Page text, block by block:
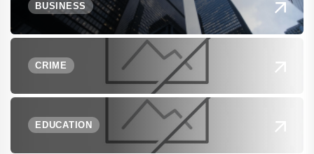
BUSINESS
CRIME
EDUCATION